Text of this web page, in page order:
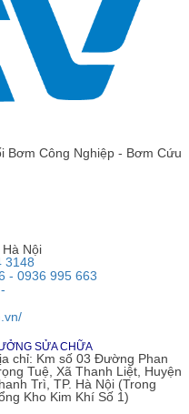
Bơm Công Nghiệp - Bơm Cứu
Nội
3148
- 0936 995 663
SỬA CHỮA
chỉ: Km số 03 Đường Phan
Tuệ, Xã Thanh Liệt, Huyện
Trì, TP. Hà Nội (Trong
Kho Kim Khí Số 1)